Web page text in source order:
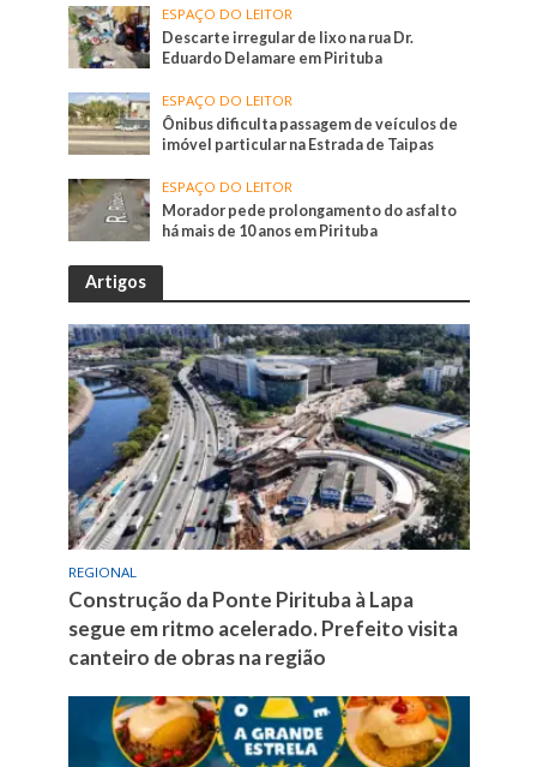
ESPAÇO DO LEITOR
Descarte irregular de lixo na rua Dr.
Eduardo Delamare em Pirituba
ESPAÇO DO LEITOR
Ônibus dificulta passagem de veículos de
imóvel particular na Estrada de Taipas
ESPAÇO DO LEITOR
Morador pede prolongamento do asfalto
há mais de 10 anos em Pirituba
Artigos
REGIONAL
Construção da Ponte Pirituba à Lapa
segue em ritmo acelerado. Prefeito visita
canteiro de obras na região